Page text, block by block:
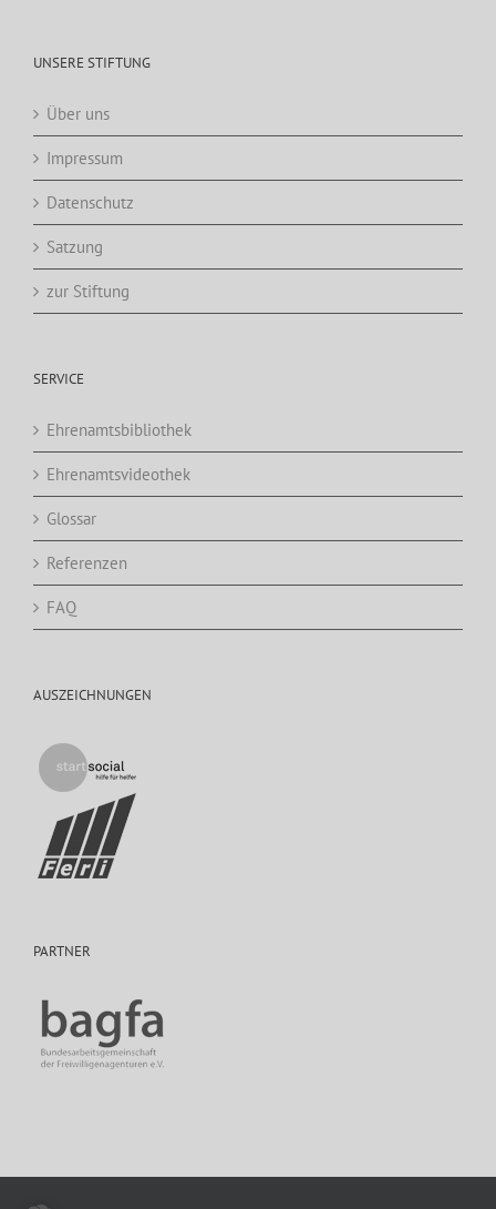
UNSERE STIFTUNG
Über uns
Impressum
Datenschutz
Satzung
zur Stiftung
SERVICE
Ehrenamtsbibliothek
Ehrenamtsvideothek
Glossar
Referenzen
FAQ
AUSZEICHNUNGEN
PARTNER